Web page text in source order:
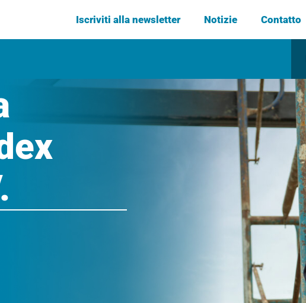
Iscriviti alla newsletter Notizie Contatto